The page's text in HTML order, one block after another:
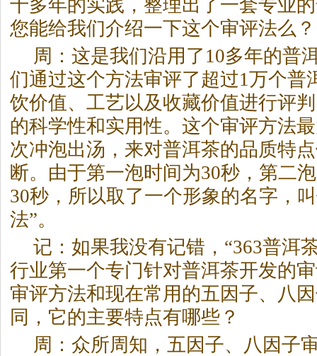
十多年的实践，整理出了一套专业的
您能给我们介绍一下这个审评法么？
周：这是我们沿用了10多年的普
们通过这个方法审评了超过1万个普
饮价值、工艺以及收藏价值进行评
的科学性和实用性。这个审评方法
次冲泡出汤，来对普洱茶的品质特
断。由于第一泡时间为30秒，第二
30秒，所以取了一个形象的名字，
法”。
记：如果我没有记错，“363普洱
行业第一个专门针对普洱茶开发的
审评方法和现在常用的五因子、八
同，它的主要特点有哪些？
周：众所周知，五因子、八因子